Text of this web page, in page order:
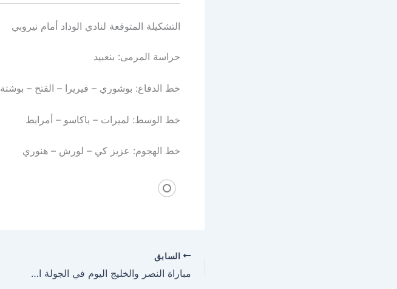
التشكيلة المتوقعة لنادي الوداد أمام نيروبي
حراسة المرمى: بنعبيد
خط الدفاع: بوشوري – فيريرا – الفتح – بوشتة
خط الوسط: لميرات – باكاسو – أمرابط
خط الهجوم: عزيز كي – لورش – هنوري
السابق
مباراة النصر والخليج اليوم في الجولة التاسعة بدوري روشن